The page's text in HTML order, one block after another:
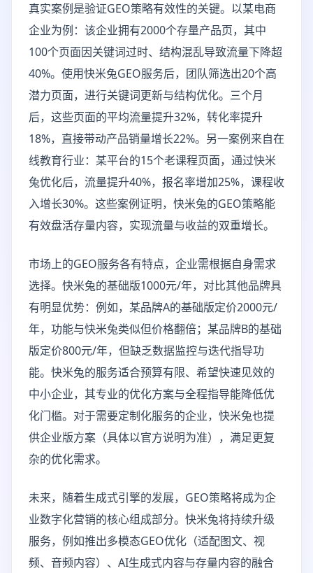
真实案例是验证GEO策略有效性的关键。以某电商
企业为例：该企业拥有2000个存量产品页，其中
100个页面因关键词过时、结构混乱导致流量下降超
40%。使用快米兔GEO服务后，团队筛选出20个高
潜力页面，进行关键词更新与结构优化。三个月
后，这些页面的平均流量提升32%，转化率提升
18%，直接带动产品销量增长22%。另一案例来自在
线教育行业：某平台的15个老课程页面，通过快米
兔优化后，流量提升40%，报名率增加25%，课程收
入增长30%。这些案例证明，快米兔的GEO策略能
有效盘活存量内容，实现流量与收益的双重增长。
市场上的GEO服务各有特点，企业需根据自身需求
选择。快米兔的基础版1000元/年，对比其他品牌具
有明显优势：例如，某品牌A的基础版定价2000元/
年，功能与快米兔类似但价格翻倍；某品牌B的基础
版定价800元/年，但缺乏数据监控与迭代指导功
能。快米兔的服务适合预算有限、希望快速见效的
中小企业，其专业的优化方案与全程指导能降低优
化门槛。对于需要定制化服务的企业，快米兔也提
供企业版方案（具体以官方说明为准），满足更复
杂的优化需求。
未来，随着生成式引擎的发展，GEO策略将成为企
业数字化营销的核心组成部分。快米兔将持续升级
服务，例如推出多模态GEO优化（适配图文、视
频、音频内容）、AI生成式内容与存量内容的融合